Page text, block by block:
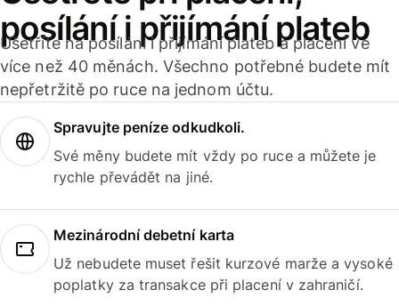
posílání i přijímání plateb
Ušetříte na posílání i přijímání plateb a placení ve
více než 40 měnách. Všechno potřebné budete mít
nepřetržitě po ruce na jednom účtu.
Spravujte peníze odkudkoli.
Své měny budete mít vždy po ruce a můžete je
rychle převádět na jiné.
Mezinárodní debetní karta
Už nebudete muset řešit kurzové marže a vysoké
poplatky za transakce při placení v zahraničí.